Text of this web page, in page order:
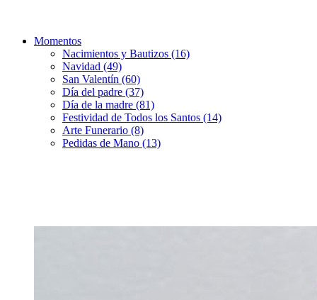
Momentos
Nacimientos y Bautizos (16)
Navidad (49)
San Valentín (60)
Día del padre (37)
Día de la madre (81)
Festividad de Todos los Santos (14)
Arte Funerario (8)
Pedidas de Mano (13)